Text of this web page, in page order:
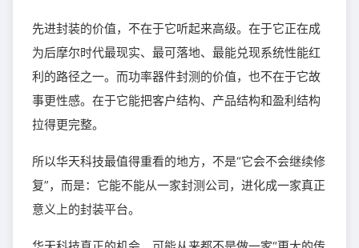
先进封装的价值，不在于它听起来高级。在于它正在成
为后摩尔时代最现实、最可落地、最能兑现系统性能红
利的路径之一。而功率器件封测的价值，也不在于它故
事更性感。在于它能把客户结构、产品结构和盈利结构
拉得更完整。
所以华天科技最值得重看的地方，不是“它会不会继续修
复”，而是：它能不能从一家封测公司，进化成一家真正
意义上的封装平台。